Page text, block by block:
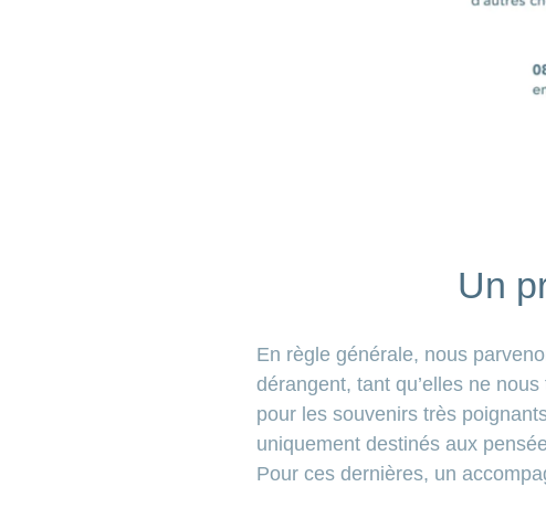
Un
En règle générale, nous
dérangent, tant qu’elles ne
pour les souvenirs très
uniquement destinés aux
Pour ces dernières, un